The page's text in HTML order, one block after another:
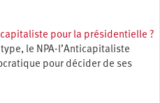
pour la présidentielle ?
le NPA-l’Anticapitaliste
pour décider de ses